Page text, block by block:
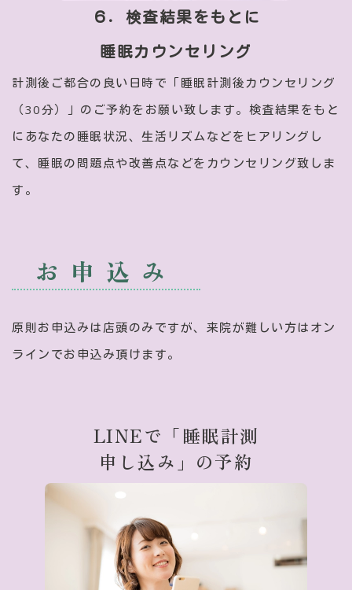
６．検査結果をもとに
睡眠カウンセリング
計測後ご都合の良い日時で「睡眠計測後カウンセリング
（30分）」のご予約をお願い致します。検査結果をもと
にあなたの睡眠状況、生活リズムなどをヒアリングし
て、睡眠の問題点や改善点などをカウンセリング致しま
す。
お申込み
原則お申込みは店頭のみですが、来院が難しい方はオン
ラインでお申込み頂けます。
LINEで「睡眠計測
申し込み」の予約